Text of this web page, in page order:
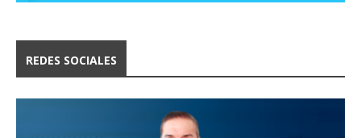
REDES SOCIALES